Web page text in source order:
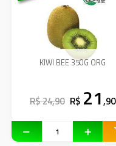
KIWI BEE 350G ORG
R$ 24,90 R$ 21,90